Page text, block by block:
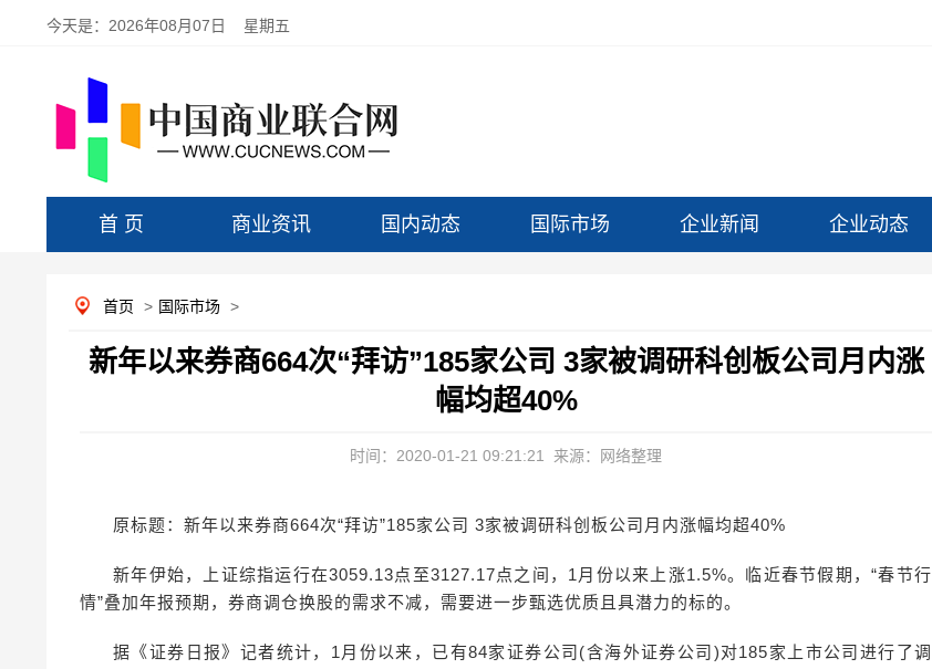
今天是： 2026年08月07日 星期五
首 页 商业资讯 国内动态 国际市场 企业新闻 企业动态
首页 > 国际市场 >
新年以来券商664次“拜访”185家公司 3家被调研科创板公司月内涨
幅均超40%
时间：2020-01-21 09:21:21 来源：网络整理
原标题：新年以来券商664次“拜访”185家公司 3家被调研科创板公司月内涨幅均超40%
新年伊始，上证综指运行在3059.13点至3127.17点之间，1月份以来上涨1.5%。临近春节假期，“春节行
情”叠加年报预期，券商调仓换股的需求不减，需要进一步甄选优质且具潜力的标的。
据《证券日报》记者统计，1月份以来，已有84家证券公司(含海外证券公司)对185家上市公司进行了调